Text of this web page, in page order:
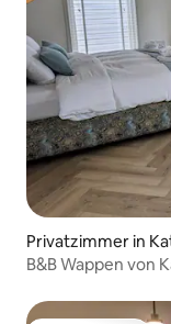
Privatzimmer in
B&B Wappen von